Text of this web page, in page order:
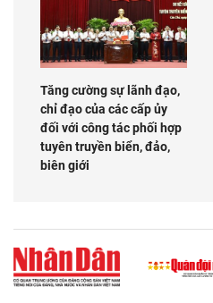
Tăng cường sự lãnh đạo,
chỉ đạo của các cấp ủy
đối với công tác phối hợp
tuyên truyền biển, đảo,
biên giới